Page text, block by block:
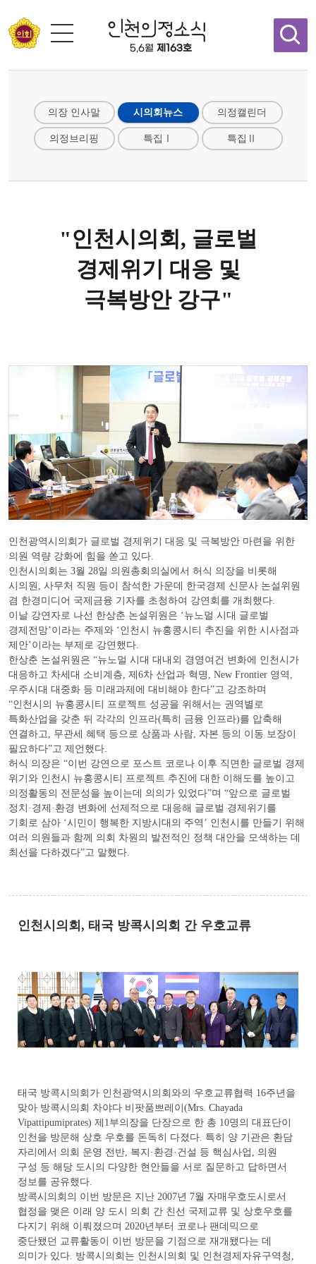
5,6월 제163호
의장 인사말 시의회뉴스 의정캘린더
의정브리핑 특집Ⅰ 특집Ⅱ
"인천시의회, 글로벌
경제위기 대응 및
극복방안 강구"
인천광역시의회가 글로벌 경제위기 대응 및 극복방안 마련을 위한
의원 역량 강화에 힘을 쏟고 있다.
인천시의회는 3월 28일 의원총회의실에서 허식 의장을 비롯해
시의원, 사무처 직원 등이 참석한 가운데 한국경제 신문사 논설위원
겸 한경미디어 국제금융 기자를 초청하여 강연회를 개최했다.
이날 강연자로 나선 한상춘 논설위원은 ‘뉴노멀 시대 글로벌
경제전망’이라는 주제와 ‘인천시 뉴홍콩시티 추진을 위한 시사점과
제안’이라는 부제로 강연했다.
한상춘 논설위원은 “뉴노멀 시대 대내외 경영여건 변화에 인천시가
대응하고 차세대 소비계층, 제6차 산업과 혁명, New Frontier 영역,
우주시대 대중화 등 미래과제에 대비해야 한다”고 강조하며
“인천시의 뉴홍콩시티 프로젝트 성공을 위해서는 권역별로
특화산업을 갖춘 뒤 각각의 인프라(특히 금융 인프라)를 압축해
연결하고, 무관세 혜택 등으로 상품과 사람, 자본 등의 이동 보장이
필요하다”고 제언했다.
허식 의장은 “이번 강연으로 포스트 코로나 이후 직면한 글로벌 경제
위기와 인천시 뉴홍콩시티 프로젝트 추진에 대한 이해도를 높이고
의정활동의 전문성을 높이는데 의의가 있었다”며 “앞으로 글로벌
정치·경제·환경 변화에 선제적으로 대응해 글로벌 경제위기를
기회로 삼아 ‘시민이 행복한 지방시대의 주역’ 인천시를 만들기 위해
여러 의원들과 함께 의회 차원의 발전적인 정책 대안을 모색하는 데
최선을 다하겠다”고 말했다.
인천시의회, 태국 방콕시의회 간 우호교류
태국 방콕시의회가 인천광역시의회와의 우호교류협력 16주년을
맞아 방콕시의회 차야다 비팟품쁘레이(Mrs. Chayada
Vipattipumiprates) 제1부의장을 단장으로 한 총 10명의 대표단이
인천을 방문해 상호 우호를 돈독히 다졌다. 특히 양 기관은 환담
자리에서 의회 운영 전반, 복지·환경·건설 등 핵심사업, 의원
구성 등 해당 도시의 다양한 현안들을 서로 질문하고 답하면서
정보를 공유했다.
방콕시의회의 이번 방문은 지난 2007년 7월 자매우호도시로서
협정을 맺은 이래 양 도시 의회 간 친선 국제교류 및 상호우호를
다지기 위해 이뤄졌으며 2020년부터 코로나 팬데믹으로
중단됐던 교류활동이 이번 방문을 기점으로 재개됐다는 데
의미가 있다. 방콕시의회는 인천시의회 및 인천경제자유구역청,